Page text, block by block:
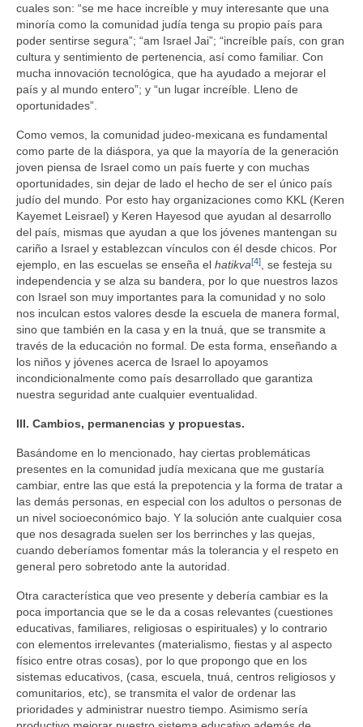
cuales son: “se me hace increíble y muy interesante que una
minoría como la comunidad judía tenga su propio país para
poder sentirse segura”; “am Israel Jai”; “increíble país, con gran
cultura y sentimiento de pertenencia, así como familiar. Con
mucha innovación tecnológica, que ha ayudado a mejorar el
país y al mundo entero”; y “un lugar increíble. Lleno de
oportunidades”.
Como vemos, la comunidad judeo-mexicana es fundamental
como parte de la diáspora, ya que la mayoría de la generación
joven piensa de Israel como un país fuerte y con muchas
oportunidades, sin dejar de lado el hecho de ser el único país
judío del mundo. Por esto hay organizaciones como KKL (Keren
Kayemet Leisrael) y Keren Hayesod que ayudan al desarrollo
del país, mismas que ayudan a que los jóvenes mantengan su
cariño a Israel y establezcan vínculos con él desde chicos. Por
ejemplo, en las escuelas se enseña el hatikva[4]
, se festeja su
independencia y se alza su bandera, por lo que nuestros lazos
con Israel son muy importantes para la comunidad y no solo
nos inculcan estos valores desde la escuela de manera formal,
sino que también en la casa y en la tnuá, que se transmite a
través de la educación no formal. De esta forma, enseñando a
los niños y jóvenes acerca de Israel lo apoyamos
incondicionalmente como país desarrollado que garantiza
nuestra seguridad ante cualquier eventualidad.
III. Cambios, permanencias y propuestas.
Basándome en lo mencionado, hay ciertas problemáticas
presentes en la comunidad judía mexicana que me gustaría
cambiar, entre las que está la prepotencia y la forma de tratar a
las demás personas, en especial con los adultos o personas de
un nivel socioeconómico bajo. Y la solución ante cualquier cosa
que nos desagrada suelen ser los berrinches y las quejas,
cuando deberíamos fomentar más la tolerancia y el respeto en
general pero sobretodo ante la autoridad.
Otra característica que veo presente y debería cambiar es la
poca importancia que se le da a cosas relevantes (cuestiones
educativas, familiares, religiosas o espirituales) y lo contrario
con elementos irrelevantes (materialismo, fiestas y al aspecto
físico entre otras cosas), por lo que propongo que en los
sistemas educativos, (casa, escuela, tnuá, centros religiosos y
comunitarios, etc), se transmita el valor de ordenar las
prioridades y administrar nuestro tiempo. Asimismo sería